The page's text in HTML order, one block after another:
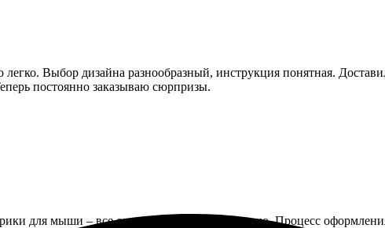
Выбор дизайна разнообразный, инструкция понятная.
постоянно заказываю сюрпризы.
для мыши – все сделали быстро и аккуратно. Процесс